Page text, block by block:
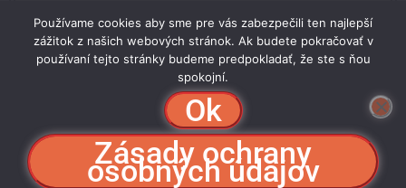
Súhlasím so spracovaním osobných údajov. Cookies
Odoslať
KAOL Pro, s.r.o.
Používame cookies aby sme pre vás zabezpečili ten najlepší
zážitok z našich webových stránok. Ak budete pokračovať v
používaní tejto stránky budeme predpokladať, že ste s ňou
spokojní.
Ok
Zásady ochrany
osobných údajov